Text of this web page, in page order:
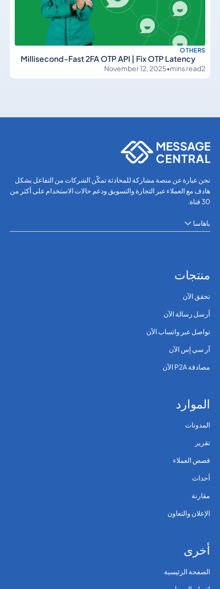
OTHERS
Millisecond-Fast 2FA OTP API | Fix OTP Latency
2
mins read
•
November 12, 2025
نحن عبارة عن منصة مشاركة للمحادثة تمكّن الشركات من التفاعل بشكل
هادف مع العملاء عبر التجارة والتسويق ودعم حالات الاستخدام على أكثر من
30 قناة.
باهاسا
منتجات
تحقق الآن
أرسل رسالة الآن
تواصل عبر واتساب الآن
آر سي إس الآن
مصادقة P2A الآن
الموارد
المدونات
تقرير
قصص العملاء
أحداث
مقارنة
الإعلان والتعاون
أخرى
الصفحة الرئيسية